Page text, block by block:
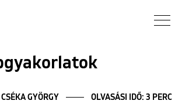
Hírek
CSÉKA GYÖRGY OLVASÁSI IDŐ: 3 PERC